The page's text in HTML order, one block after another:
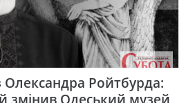
Олександра Ройтбурда:
змінив Одеський музей